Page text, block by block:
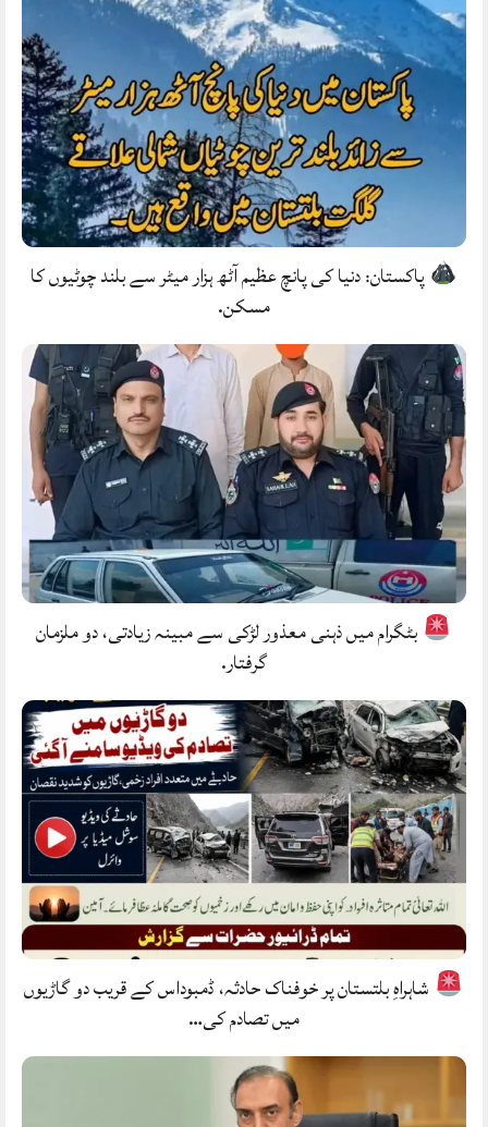
پاکستان: دنیا کی پانچ عظیم آٹھ ہزار میٹر سے بلند چوٹیوں کا
مسکن.
بٹگرام میں ذہنی معذور لڑکی سے مبینہ زیادتی، دو ملزمان
گرفتار.
شاہراہِ بلتستان پر خوفناک حادثہ، ڈمبوداس کے قریب دو گاڑیوں
میں تصادم کی…